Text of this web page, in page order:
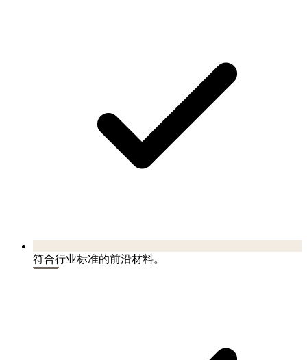
符合行业标准的前沿材料。